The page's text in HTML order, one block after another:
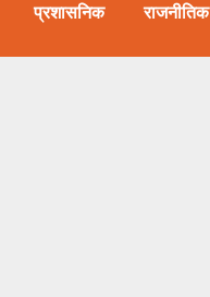
प्रशासनिक राजनीतिक